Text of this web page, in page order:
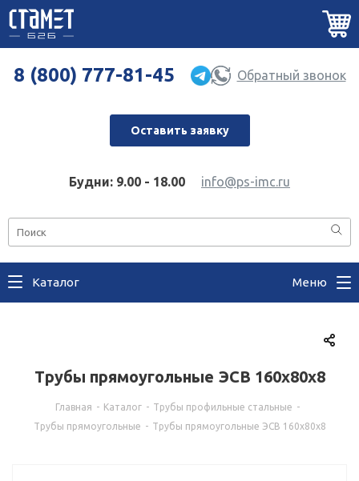
8 (800) 777-81-45 Обратный звонок
Оставить заявку
Будни: 9.00 - 18.00 info@ps-imc.ru
Каталог Меню
Трубы прямоугольные ЭСВ 160х80х8
Главная - Каталог - Трубы профильные стальные -
Трубы прямоугольные - Трубы прямоугольные ЭСВ 160х80х8